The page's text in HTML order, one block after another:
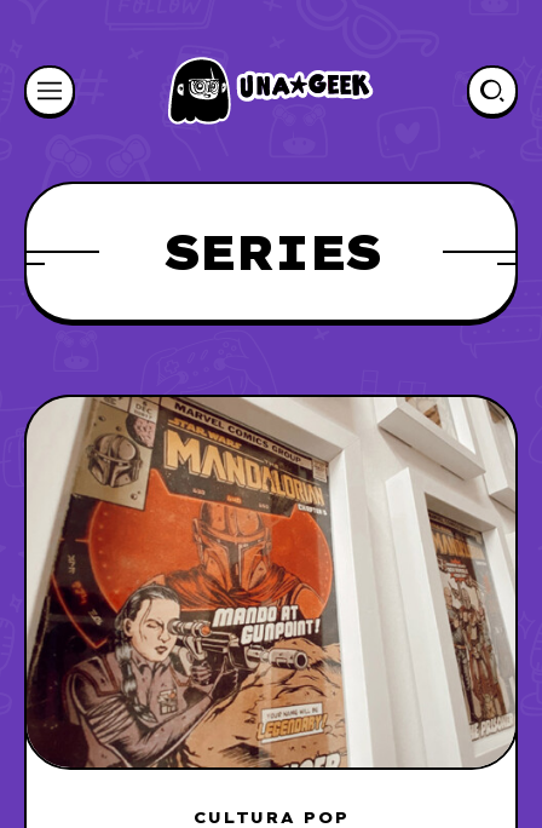
SERIES
CULTURA POP